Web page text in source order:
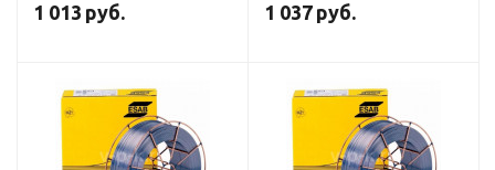
1 013 руб. 1 037 руб.